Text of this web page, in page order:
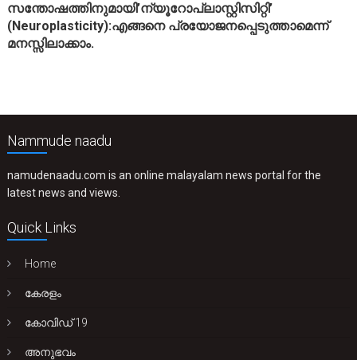
സന്തോഷത്തിനുമായി’ന്യൂറോപ്ലാസ്റ്റിസിറ്റി’
(Neuroplasticity):എങ്ങനെ പ്രയോജനപ്പെടുത്താമെന്ന്
മനസ്സിലാക്കാം.
Nammude naadu
namudenaadu.com is an online malayalam news portal for the
latest news and views.
Quick Links
Home
കേരളം
കോവിഡ് 19
അനുഭവം